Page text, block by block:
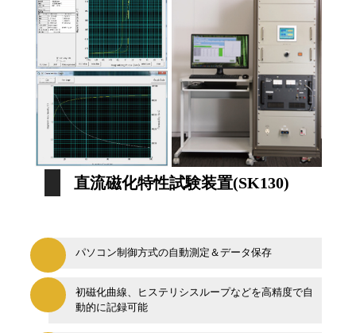
直流磁化特性試験装置(SK130)
パソコン制御方式の自動測定＆データ保存
初磁化曲線、ヒステリシスループなどを高精度で自
動的に記録可能